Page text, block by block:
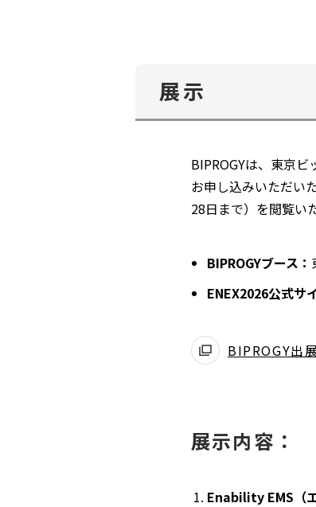
展示
BIPROGYは、東京
お申し込みいただい
28日まで）を閲覧い
BIPROGYブース：
ENEX2026公式サ
BIPROGY出
展示内容：
Enability EMS（